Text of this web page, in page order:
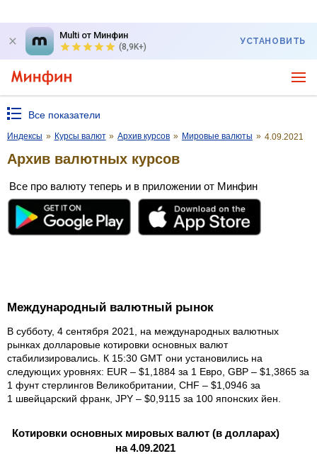
Multi от Минфин
(8,9K+)
УСТАНОВИТЬ
Все показатели
Индексы » Курсы валют » Архив курсов » Мировые валюты » 4.09.2021
Архив валютных курсов
Все про валюту теперь и в приложении от Минфин
Международный валютный рынок
В субботу, 4 сентября 2021, на международных валютных
рынках долларовые котировки основных валют
стабилизировались. К 15:30 GMT они установились на
следующих уровнях: EUR – $1,1884 за 1 Евро, GBP – $1,3865 за
1 фунт стерлингов Велико­британии, CHF – $1,0946 за
1 швейцарский франк, JPY – $0,9115 за 100 японских йен.
Котировки основных мировых валют (в долларах)
на 4.09.2021